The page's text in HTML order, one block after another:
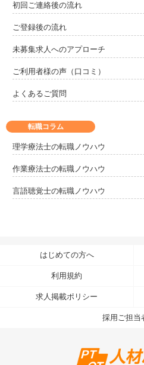
初回ご連絡後の流れ
ご登録後の流れ
未募集求人へのアプローチ
ご利用者様の声（口コミ）
よくあるご質問
転職コラム
理学療法士の転職ノウハウ
作業療法士の転職ノウハウ
言語聴覚士の転職ノウハウ
はじめての方へ
利用規約
求人掲載ポリシー
採用ご担当